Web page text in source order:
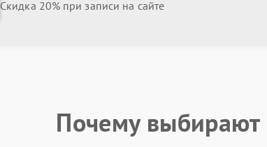
Скидка 20% при записи на сайте
Почему выбирают